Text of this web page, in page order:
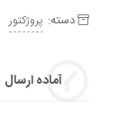
دسته: پروژکتور
آماده ارسال